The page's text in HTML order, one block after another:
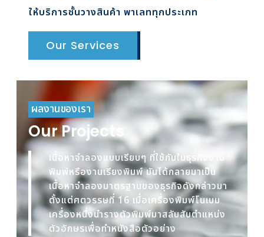
ให้บริการชั้นวางสินค้า พาเลททุกประเภท
Our Services
ผลงานของเรา
Our Projects
เนื้อหาจำลองแบบเรียบๆ ที่ใช้กันในธุรกิจงาน
พิมพ์หรืองานเรียงพิมพ์ มันได้กลายมาเป็น
เนื้อหาจำลองมาตรฐานของธุรกิจดังกล่าวมา
ตั้งแต่ศตวรรษที่ 16 เมื่อเครื่องพิมพ์โนเนม
เครื่องหนึ่งนำรางตัวพิมพ์มาสลับสับตำแหน่ง
ตัวอักษรเพื่อทำหนังสือตัวอย่าง